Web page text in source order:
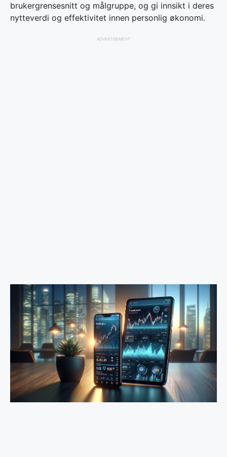
brukergrensesnitt og målgruppe, og gi innsikt i deres
nytteverdi og effektivitet innen personlig økonomi.
ADVERTISEMENT